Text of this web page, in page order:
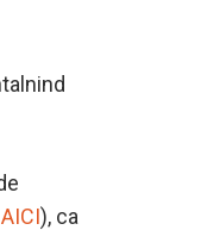
AICI), ca